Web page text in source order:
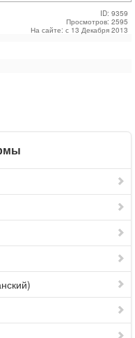
ID: 9359
Просмотров: 2595
На сайте: с 13 Декабря 2013